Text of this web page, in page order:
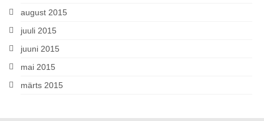
august 2015
juuli 2015
juuni 2015
mai 2015
märts 2015